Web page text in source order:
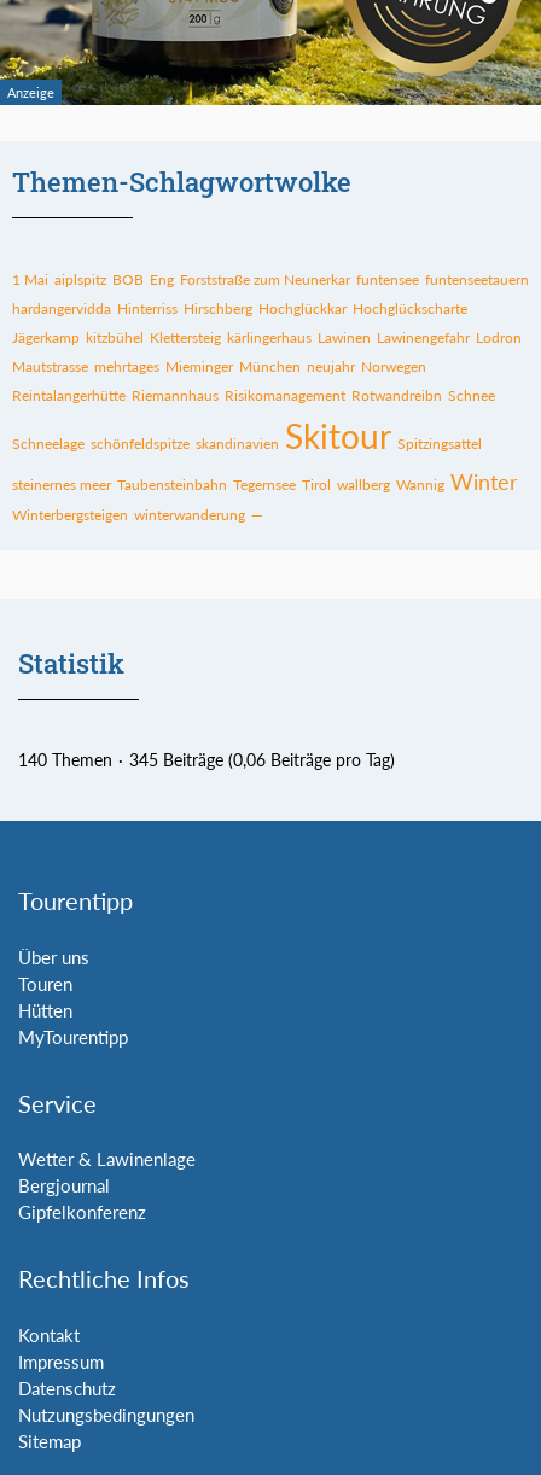
Themen-Schlagwortwolke
1 Mai aiplspitz BOB Eng Forststraße zum Neunerkar funtensee funtenseetauern
hardangervidda Hinterriss Hirschberg Hochglückkar Hochglückscharte
Jägerkamp kitzbühel Klettersteig kärlingerhaus Lawinen Lawinengefahr Lodron
Mautstrasse mehrtages Mieminger München neujahr Norwegen
Reintalangerhütte Riemannhaus Risikomanagement Rotwandreibn Schnee
Schneelage schönfeldspitze skandinavien Skitour Spitzingsattel
steinernes meer Taubensteinbahn Tegernsee Tirol wallberg Wannig Winter
Winterbergsteigen winterwanderung —
Statistik
140 Themen 345 Beiträge (0,06 Beiträge pro Tag)
Tourentipp
Über uns
Touren
Hütten
MyTourentipp
Service
Wetter & Lawinenlage
Bergjournal
Gipfelkonferenz
Rechtliche Infos
Kontakt
Impressum
Datenschutz
Nutzungsbedingungen
Sitemap